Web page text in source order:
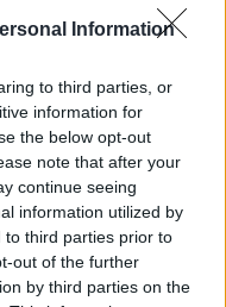
Information
to third parties, or
information for
the below opt-out
note that after your
continue seeing
information utilized by
to third parties prior to
out of the further
by third parties on the
ανακοίνωσε ο
Κουμπίλιους
τη δανειακή
Επίτροπο
την Κύπρο τη